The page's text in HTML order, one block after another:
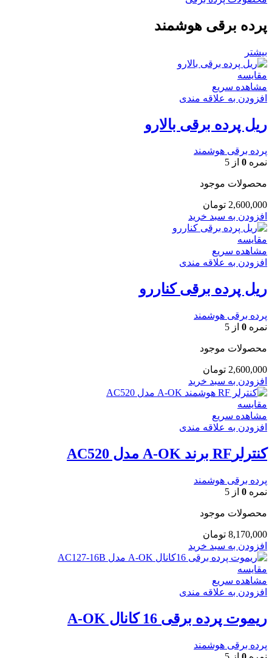
پرده برقی هوشمند
بیشتر
مقایسه
مشاهده سریع
افزودن به علاقه مندی
ریل پرده برقی بالارو
پرده برقی هوشمند
نمره 0 از 5
محصولات موجود
2,600,000 تومان
افزودن به سبد خرید
مقایسه
مشاهده سریع
افزودن به علاقه مندی
ریل پرده برقی کناررو
پرده برقی هوشمند
نمره 0 از 5
محصولات موجود
2,600,000 تومان
افزودن به سبد خرید
مقایسه
مشاهده سریع
افزودن به علاقه مندی
کنترلرRF برند A-OK مدل AC520
پرده برقی هوشمند
نمره 0 از 5
محصولات موجود
8,170,000 تومان
افزودن به سبد خرید
مقایسه
مشاهده سریع
افزودن به علاقه مندی
ریموت پرده برقی 16 کانال A-OK
پرده برقی هوشمند